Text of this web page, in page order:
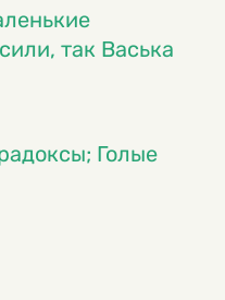
так Васька
Голые